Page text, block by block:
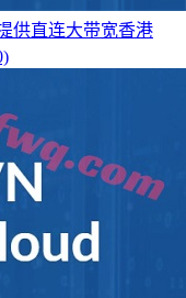
供直连大带宽香港